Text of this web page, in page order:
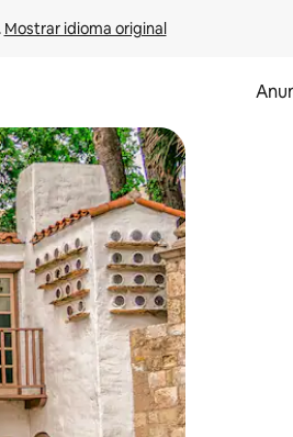
Mostrar idioma original
ou tocando e deslizando o dedo na tela.